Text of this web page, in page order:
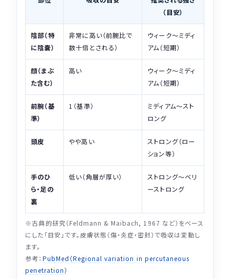
（目安）
陰部（特
に陰嚢）
非常に高い（前腕比で
数十倍とされる）
ウィーク〜ミディ
アム（短期）
顔（まぶ
た含む）
高い
ウィーク〜ミディ
アム（短期）
前腕（基
準）
1（基準）
ミディアム〜スト
ロング
頭皮 やや高い
ストロング（ロー
ション等）
手のひ
ら・足の
裏
低い（角層が厚い）
ストロング〜ベリ
ーストロング
※古典的研究（Feldmann & Maibach, 1967 など）をベース
にした「目安」です。皮膚状態（傷・炎症・密封）で吸収は変動し
ます。
参考： PubMed（Regional variation in percutaneous
penetration）